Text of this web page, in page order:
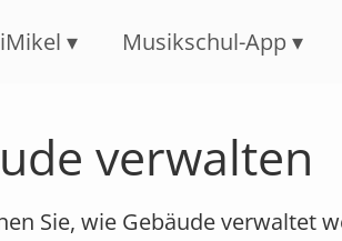
iMikel Musikschul-App
verwalten
Sie, wie Gebäude verwaltet